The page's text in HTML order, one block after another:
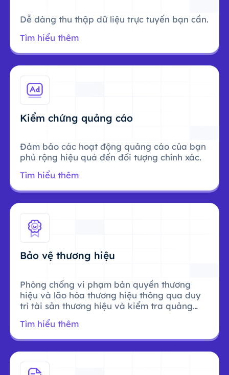
Dễ dàng thu thập dữ liệu trực tuyến bạn cần.
Tìm hiểu thêm
Kiểm chứng quảng cáo
Đảm bảo các hoạt động quảng cáo của bạn
phủ rộng hiệu quả đến đối tượng chính xác.
Tìm hiểu thêm
Bảo vệ thương hiệu
Phòng chống vi phạm bản quyền thương
hiệu và lão hóa thương hiệu thông qua duy
trì tài sản thương hiệu và kiểm tra quảng
Tìm hiểu thêm